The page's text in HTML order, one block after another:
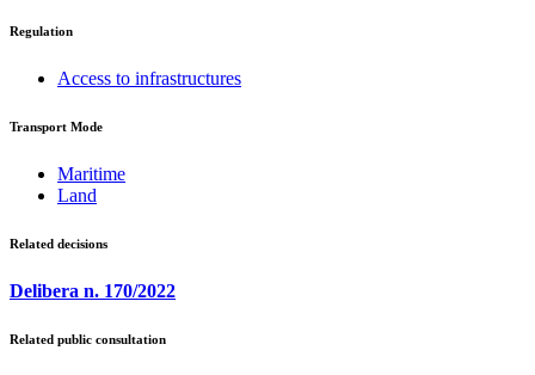
Regulation
Access to infrastructures
Transport Mode
Maritime
Land
Related decisions
Delibera n. 170/2022
Related public consultation